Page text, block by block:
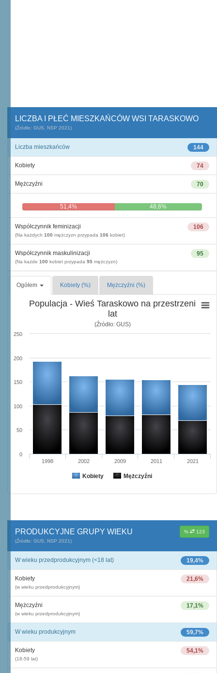
LICZBA I PŁEĆ MIESZKAŃCÓW WSI TARASKOWO
(Źródło: GUS, NSP 2021)
144
Liczba mieszkańców
74
Kobiety
70
Mężczyźni
51,4% 48,6%
106
Współczynnik feminizacji
(Na każdych 100 mężczyzn przypada 106 kobiet)
95
Współczynnik maskulinizacji
(Na każde 100 kobiet przypada 95 mężczyzn)
Ogółem Kobiety (%) Mężczyźni (%)
Populacja - Wieś Taraskowo na przestrzeni
lat
(Źródło: GUS)
Kobiety Mężczyźni
1998 2002 2009 2011 2021
0
50
100
150
200
250
% 123
PRODUKCYJNE GRUPY WIEKU
(Źródło: GUS, NSP 2021)
19,4%
W wieku przedprodukcyjnym (<18 lat)
21,6%
Kobiety
(w wieku przedprodukcyjnym)
17,1%
Mężczyźni
(w wieku przedprodukcyjnym)
59,7%
W wieku produkcyjnym
54,1%
Kobiety
(18-59 lat)